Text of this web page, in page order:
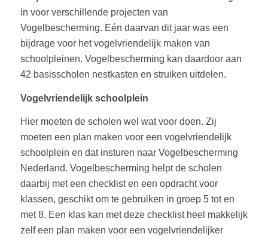
in voor verschillende projecten van
Vogelbescherming. Eén daarvan dit jaar was een
bijdrage voor het vogelvriendelijk maken van
schoolpleinen. Vogelbescherming kan daardoor aan
42 basisscholen nestkasten en struiken uitdelen.
Vogelvriendelijk schoolplein
Hier moeten de scholen wel wat voor doen. Zij
moeten een plan maken voor een vogelvriendelijk
schoolplein en dat insturen naar Vogelbescherming
Nederland. Vogelbescherming helpt de scholen
daarbij met een checklist en een opdracht voor
klassen, geschikt om te gebruiken in groep 5 tot en
met 8. Een klas kan met deze checklist heel makkelijk
zelf een plan maken voor een vogelvriendelijker